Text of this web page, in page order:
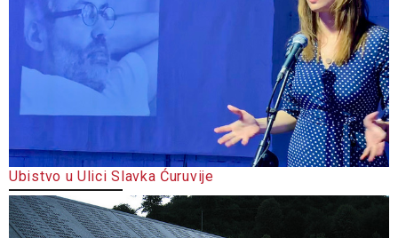
Ubistvo u Ulici Slavka Ćuruvije